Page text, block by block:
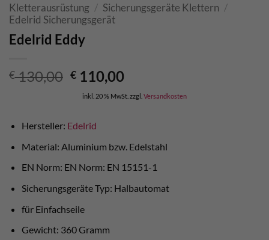
Kletterausrüstung / Sicherungsgeräte Klettern /
Edelrid Sicherungsgerät
Edelrid Eddy
€130,00 Ursprünglicher
Preis
war:
€ 130,00
€ 110,00Aktueller
Preis
ist:
inkl. 20 % MwSt. zzgl. Versandkosten
Hersteller: Edelrid
Material: Aluminium bzw. Edelstahl
EN Norm: EN Norm: EN 15151-1
Sicherungsgeräte Typ: Halbautomat
für Einfachseile
Gewicht: 360 Gramm